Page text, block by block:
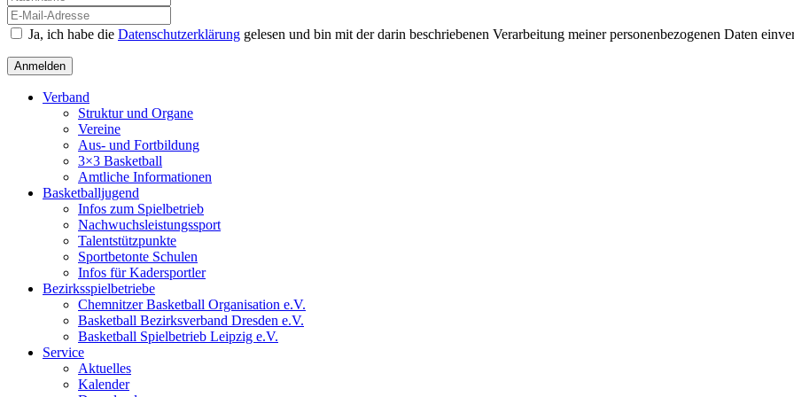
Ja, ich habe die Datenschutzerklärung gelesen und bin mit der darin beschriebenen Verarbeitung meiner personenbezogenen Daten
Verband
Struktur und Organe
Vereine
Aus- und Fortbildung
3×3 Basketball
Amtliche Informationen
Basketballjugend
Infos zum Spielbetrieb
Nachwuchsleistungssport
Talentstützpunkte
Sportbetonte Schulen
Infos für Kadersportler
Bezirksspielbetriebe
Chemnitzer Basketball Organisation e.V.
Basketball Bezirksverband Dresden e.V.
Basketball Spielbetrieb Leipzig e.V.
Service
Aktuelles
Kalender